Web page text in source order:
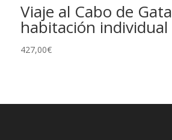
Viaje al Cabo de Gata
habitación individual
427,00€